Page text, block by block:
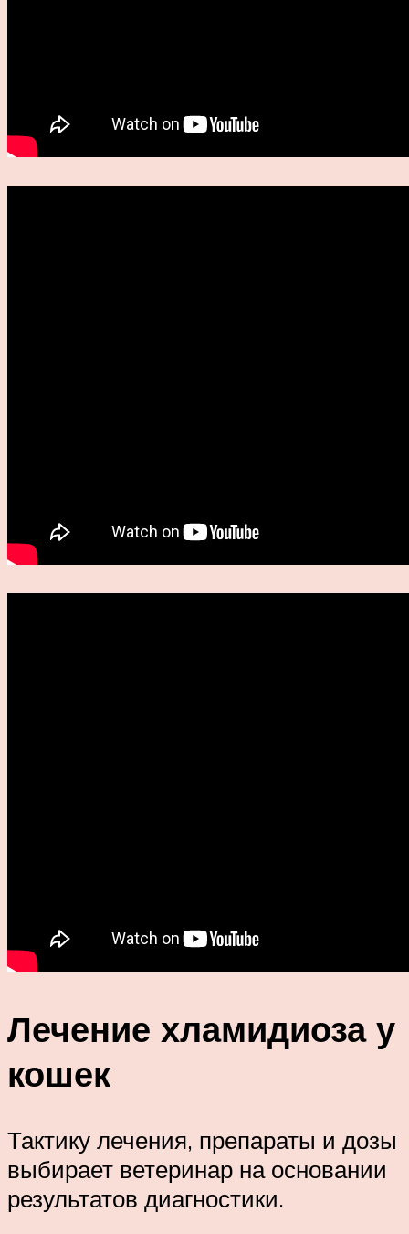
Лечение хламидиоза у
кошек
Тактику лечения, препараты и дозы
выбирает ветеринар на основании
результатов диагностики.